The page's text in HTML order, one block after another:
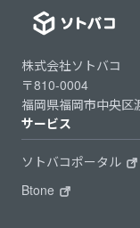
株式会社ソトバコ
〒810-0004
福岡県福岡市中央区
サービス
ソトバコポータル
Btone